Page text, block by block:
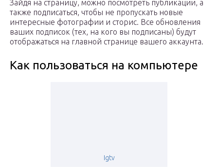
Зайдя на страницу, можно посмотреть публикации, а
также подписаться, чтобы не пропускать новые
интересные фотографии и сторис. Все обновления
ваших подписок (тех, на кого вы подписаны) будут
отображаться на главной странице вашего аккаунта.
Как пользоваться на компьютере
Igtv